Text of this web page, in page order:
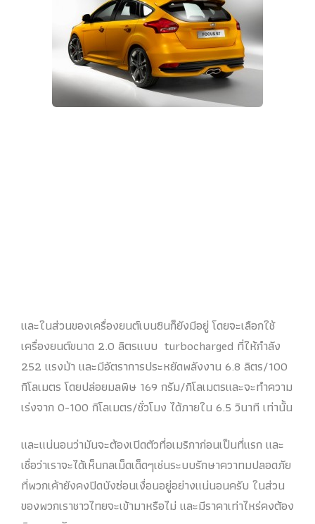
และในส่วนของเครื่องยนต์เบนซินก็ยังมีอยู่ โดยจะเลือกใช้
เครื่องยนต์ขนาด 2.0 ลิตรแบบ turbocharged ที่ให้กำลัง
252 แรงม้า และมีอัตราการประหยัดพลังงาน 6.8 ลิตร/100
กิโลเมตร โดยปล่อยมลพิษ 169 กรัม/กิโลเมตรและจะทำความ
เร่งจาก 0-100 กิโลเมตร/ชั่วโมง ได้ภายใน 6.5 วินาที เท่านั้น
และแน่นอนว่ามันจะต้องเปิดตัวที่อเมริกาก่อนเป็นที่แรก และ
เชื่อว่าเราจะได้เห็นกลเม็ดเด็ดๆเช่นระบบรักษาควาทมปลอดภัย
ที่พวกเค้ายังคงปิดบังซ่อนเงื่อนอยู่อย่างแน่นอนครับ ในส่วน
ของพวกเราชาวไทยจะเข้ามาหรือไม่ และมีราคาเท่าไหร่คงต้อง